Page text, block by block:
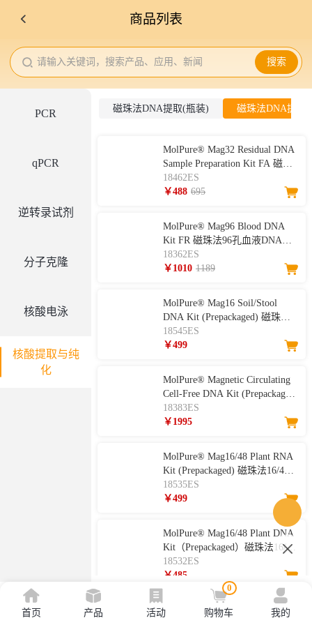
商品列表
请输入关键词，搜索产品、应用、新闻 搜索
PCR
qPCR
逆转录试剂
分子克隆
核酸电泳
核酸提取与纯
化
磁珠法DNA提取(瓶装) 磁珠法DNA提取(
MolPure® Mag32 Residual DNA
Sample Preparation Kit FA 磁珠
法残留DNA样本前处理试剂盒
FA（预封装）
18462ES
￥488 695
MolPure® Mag96 Blood DNA
Kit FR 磁珠法96孔血液DNA提
取试剂盒FR（预封装）
18362ES
￥1010 1189
MolPure® Mag16 Soil/Stool
DNA Kit (Prepackaged) 磁珠法
16孔土壤/粪便DNA提取试剂盒
（预封装）
18545ES
￥499
MolPure® Magnetic Circulating
Cell-Free DNA Kit (Prepackaged)
血浆、血清游离DNA提取试剂
盒（预装版）
18383ES
￥1995
MolPure® Mag16/48 Plant RNA
Kit (Prepackaged) 磁珠法16/48
孔通用植物RNA提取试剂盒
（预封装）
18535ES
￥499
MolPure® Mag16/48 Plant DNA
Kit（Prepackaged）磁珠法16/48
孔通用植物DNA提取试剂盒
（预封装）
18532ES
￥485
MolPure® Mag96 Swab /Blood
首页 产品 活动
0
购物车 我的